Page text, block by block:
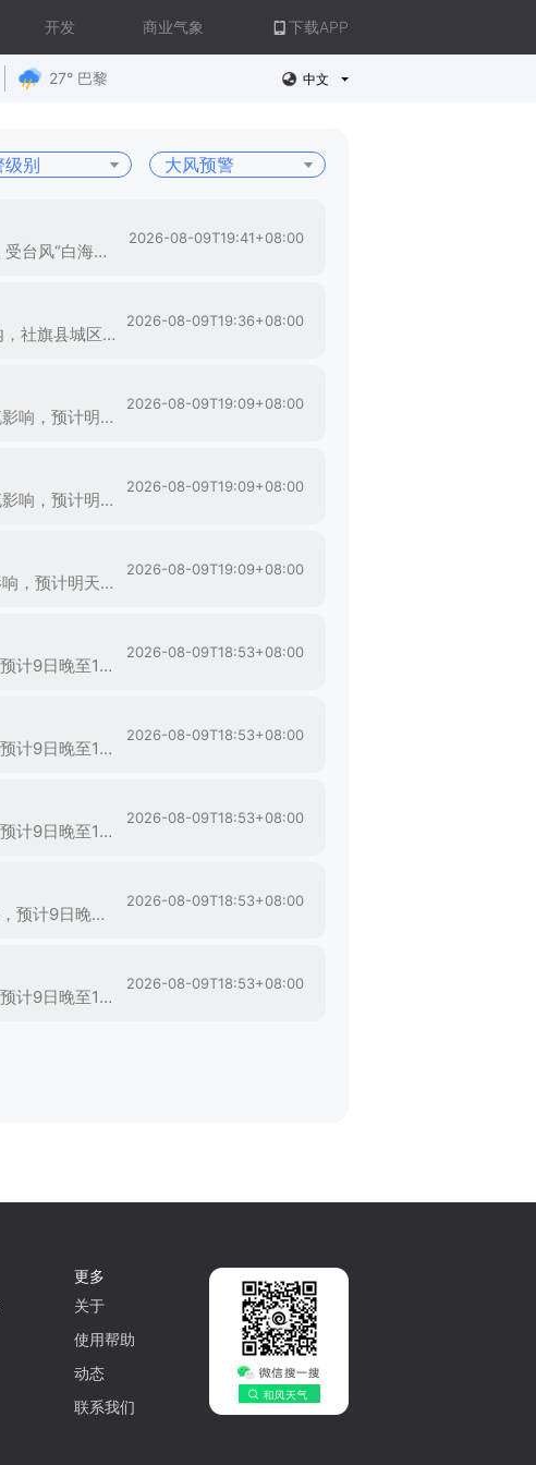
开发 商业气象 下载APP
27° 巴黎 中文
2026-08-09T19:41+08:00
崇义县气象台2026年08月09日19时41分发布大风蓝色预警信号：预计未来24小时内，受台风“白海豚”外围环流影响，我县所有乡镇的部分地区阵风可达7-8级，请公众停止一切高空、水上、户外作业，加固易松搭建物，不要在高大建筑、广告牌、临时搭建物、树木等下面逗留。
2026-08-09T19:36+08:00
社旗县气象台2026年8月9日19时36分继续发布大风蓝色预警信号：预计未来24小时内，社旗县城区及所辖乡镇和街道将受大风影响，平均风力4到5级，阵风7级以上，请相关单位和个人做好大风防范工作。防御指南：1.相关部门应按照职责做好防大风工作。2.停止高空、水上户外作业和游乐活动。3.关好门窗,加固围板、棚架、广告牌等易被风吹动的搭建物,妥善安置易受大风影响的室外物品,遮盖建筑物资。4.行人应尽量少骑自行车,刮风时不要在广告牌、临时搭建物等下面逗留。5.有关部门和单位应注意做好森林等防火工作；街道、社区、村庄和家庭应加强防火意识，适时采取有效措施，消除火灾隐患。
2026-08-09T19:09+08:00
广水市气象台2026年8月9日19时9分发布大风蓝色预警信号：受“白海豚”台风外围环流影响，预计明天到后天白天，广水大部分乡镇（街道）将出现4到5级偏北风，阵风6到8级，局地可达9级。请相关部门做好防风措施，建议加固临时搭建物，避免高空作业，防范对库区水上交通、设施农业等的不利影响。
2026-08-09T19:09+08:00
随州市气象台2026年8月9日19时9分发布大风蓝色预警信号：受“白海豚”台风外围环流影响，预计明天到后天白天，曾都大部分乡镇（街道）将出现4到5级偏北风，阵风6到8级。请相关部门做好防风措施，建议加固临时搭建物，避免高空作业，防范对库区水上交通、设施农业等的不利影响。
2026-08-09T19:09+08:00
随县气象台2026年8月9日19时9分发布大风蓝色预警信号：受“白海豚”台风外围环流影响，预计明天到后天白天，随县大部分乡镇将出现4到5级偏北风，阵风6到8级，局地可达9级。请相关部门做好防风措施，建议加固临时搭建物，避免高空作业，防范对库区水上交通、设施农业等的不利影响。
2026-08-09T18:53+08:00
保康县气象台2026年8月9日18时53分发布大风蓝色预警信号：受台风外围气流影响，预计9日晚至11日，保康大部分乡镇（街道）将出现4到5级偏北风，阵风6到8级，局地9级以上，请注意防范。
2026-08-09T18:53+08:00
南漳县气象台2026年8月9日18时53分发布大风蓝色预警信号：受台风外围气流影响，预计9日晚至11日，南漳大部分乡镇（街道）将出现4到5级偏北风，阵风6到8级，局地9级以上，请注意防范。
2026-08-09T18:53+08:00
宜城市气象台2026年8月9日18时53分发布大风蓝色预警信号：受台风外围气流影响，预计9日晚至11日，宜城大部分乡镇（街道）将出现4到5级偏北风，阵风6到8级，局地9级以上，请注意防范。
2026-08-09T18:53+08:00
老河口市气象台2026年8月9日18时53分发布大风蓝色预警信号：受台风外围气流影响，预计9日晚至11日，老河口大部分乡镇（街道）将出现4到5级偏北风，阵风6到8级，局地9级以上，请注意防范。
2026-08-09T18:53+08:00
谷城县气象台2026年8月9日18时53分发布大风蓝色预警信号：受台风外围气流影响，预计9日晚至11日，谷城大部分乡镇（街道）将出现4到5级偏北风，阵风6到8级，局地9级以上，请注意防范。
更多
关于
使用帮助
动态
联系我们